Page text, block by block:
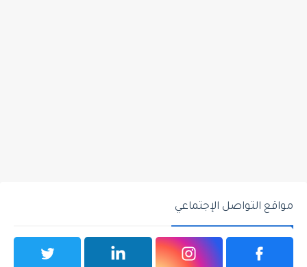
مواقع التواصل الإجتماعي